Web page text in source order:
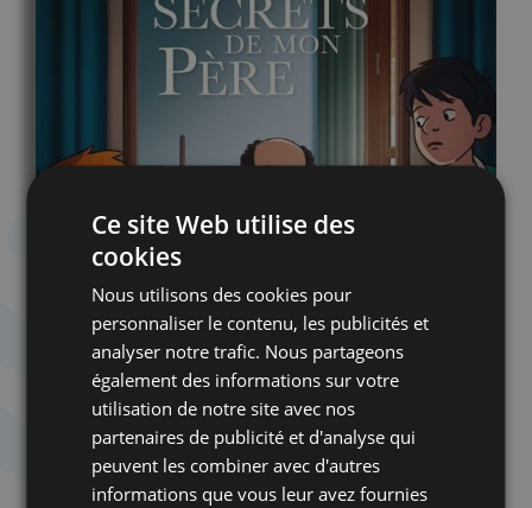
Ce site Web utilise des
cookies
Nous utilisons des cookies pour
personnaliser le contenu, les publicités et
analyser notre trafic. Nous partageons
également des informations sur votre
utilisation de notre site avec nos
partenaires de publicité et d'analyse qui
peuvent les combiner avec d'autres
informations que vous leur avez fournies